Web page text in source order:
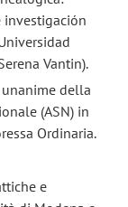
Vantin).
della
(ASN) in
Ordinaria.
e